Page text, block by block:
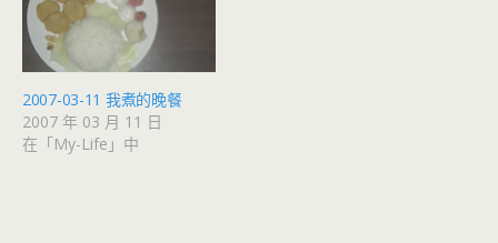
2007-03-11 我煮的晚餐
2007 年 03 月 11 日
在「My-Life」中